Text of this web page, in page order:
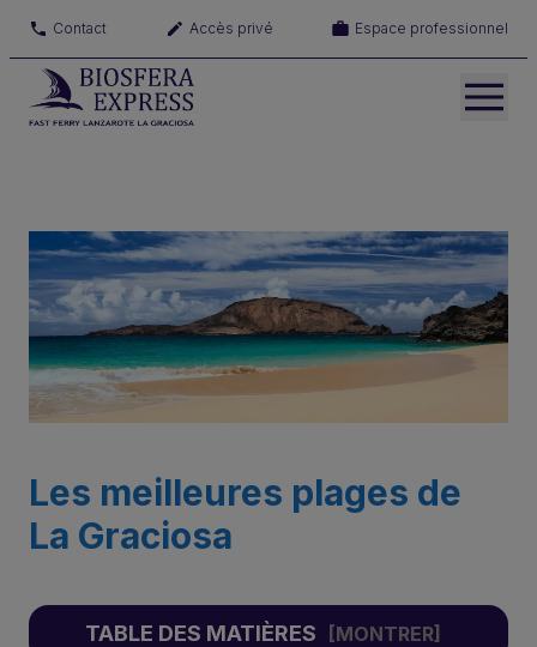
Contact Accès privé Espace professionnel
Les meilleures plages de
La Graciosa
TABLE DES MATIÈRES